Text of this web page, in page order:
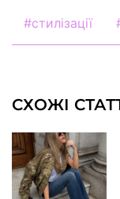
#стилізації
СХОЖІ